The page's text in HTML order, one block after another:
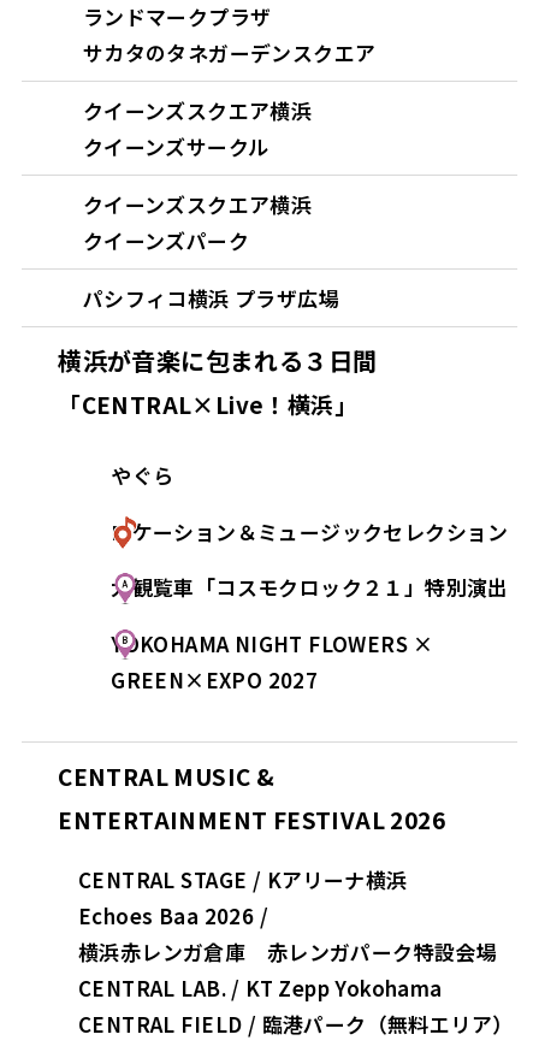
ランドマークプラザ
サカタのタネガーデンスクエア
クイーンズスクエア横浜
クイーンズサークル
クイーンズスクエア横浜
クイーンズパーク
パシフィコ横浜 プラザ広場
横浜が音楽に包まれる３日間
「CENTRAL×Live！横浜」
やぐら
ロケーション＆ミュージックセレクション
大観覧車「コスモクロック２１」特別演出
YOKOHAMA NIGHT FLOWERS ×
GREEN×EXPO 2027
CENTRAL MUSIC &
ENTERTAINMENT FESTIVAL 2026
CENTRAL STAGE / Kアリーナ横浜
Echoes Baa 2026 /
横浜赤レンガ倉庫 赤レンガパーク特設会場
CENTRAL LAB. / KT Zepp Yokohama
CENTRAL FIELD / 臨港パーク（無料エリア）